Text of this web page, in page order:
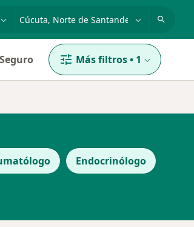
nombre
p. ej. Bogotá
Seguro Más filtros• 1
Endocrinólogo